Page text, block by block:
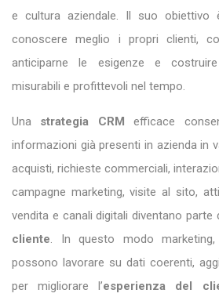
e cultura aziendale. Il suo obiettivo
conoscere meglio i propri clienti,
anticiparne le esigenze e
misurabili e profittevoli nel tempo.
Una strategia CRM efficace
informazioni già presenti in azienda in
acquisti, richieste commerciali,
campagne marketing, visite al sito,
vendita e canali digitali diventano parte
cliente. In questo modo
possono lavorare su dati coerenti,
per migliorare l’esperienza del